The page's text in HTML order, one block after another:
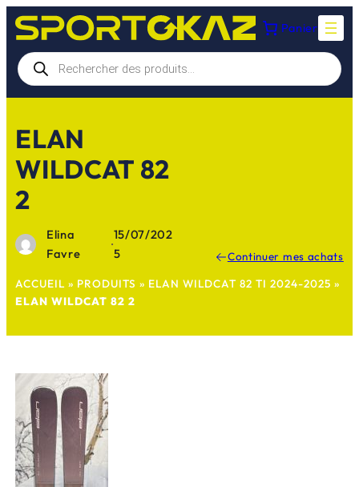
Aller
au
contenu
Panier
Recherche
de
produits
ELAN
WILDCAT 82
2
Elina
Favre
·
15/07/202
5
Continuer mes achats
ACCUEIL » PRODUITS » ELAN WILDCAT 82 TI 2024-2025 »
ELAN WILDCAT 82 2